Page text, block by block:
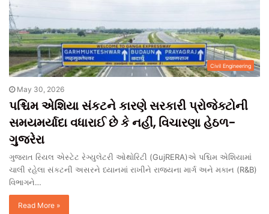
Civil Engineering
May 30, 2026
પશ્ચિમ એશિયા સંકટને કારણે સરકારી પ્રોજેક્ટોની
સમયમર્યાદા વધારાઈ છે કે નહીં, વિચારણા હેઠળ-
ગુજરેરા
ગુજરાત રિયલ એસ્ટેટ રેગ્યુલેટરી ઓથોરિટી (GujRERA)એ પશ્ચિમ એશિયામાં
ચાલી રહેલા સંકટની અસરને ધ્યાનમાં રાખીને રાજ્યના માર્ગ અને મકાન (R&B)
વિભાગને…
Read More »